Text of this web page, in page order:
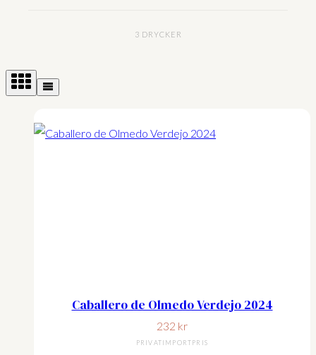
3 DRYCKER
Caballero de Olmedo Verdejo 2024
232 kr
PRIVATIMPORTPRIS